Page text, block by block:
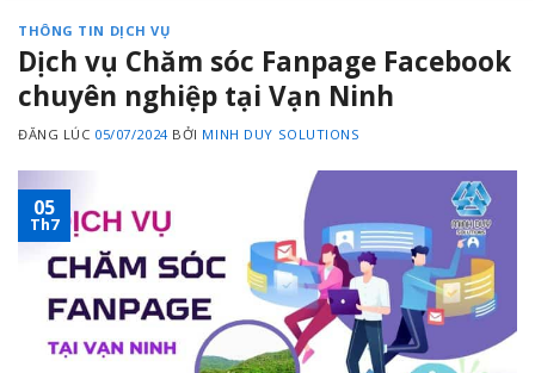
THÔNG TIN DỊCH VỤ
Dịch vụ Chăm sóc Fanpage Facebook
chuyên nghiệp tại Vạn Ninh
ĐĂNG LÚC 05/07/2024 BỞI MINH DUY SOLUTIONS
05
Th7